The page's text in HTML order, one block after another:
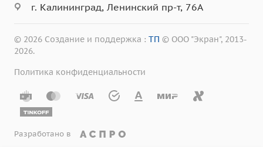
г. Калининград, Ленинский пр-т, 76А
© 2026 Создание и поддержка : ТП © ООО "Экран", 2013-
2026.
Политика конфиденциальности
Разработано в